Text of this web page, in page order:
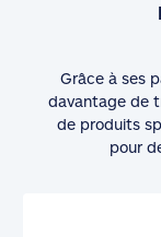
Grâce à ses
davantage de
de produits
pour